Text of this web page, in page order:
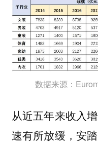
数据来源：
从近五年来收入
速有所放缓，安